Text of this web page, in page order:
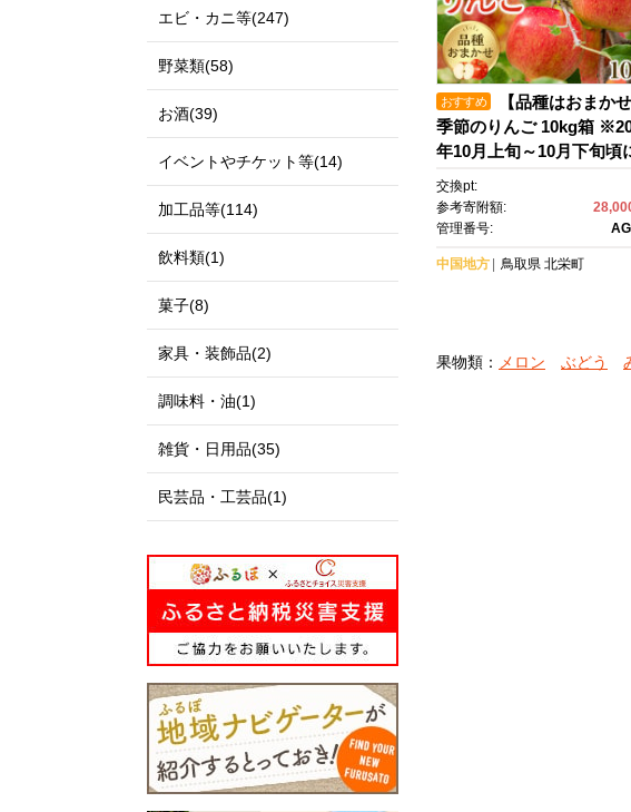
おすすめ
【品種はおまかせ
季節のりんご 10kg箱
年10月上旬～10月下旬頃
順次発送予定【りんご 林
檎 フルーツ 果物 新鮮 先
約 おまかせ 季節 鳥取県
交換pt:
参考寄附額:
管理番号:
中国地方 鳥取県 北栄町
果物類： メロン ぶどう
エビ・カニ等(247)
野菜類(58)
お酒(39)
イベントやチケット等(14)
加工品等(114)
飲料類(1)
菓子(8)
家具・装飾品(2)
調味料・油(1)
雑貨・日用品(35)
民芸品・工芸品(1)